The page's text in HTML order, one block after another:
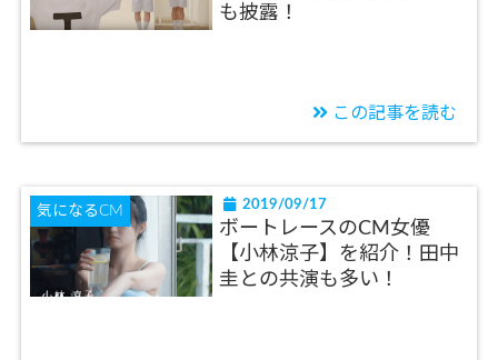
も披露！
この記事を読む
気になるCM 2019/09/17
ボートレースのCM女優
【小林涼子】を紹介！田中
圭との共演も多い！